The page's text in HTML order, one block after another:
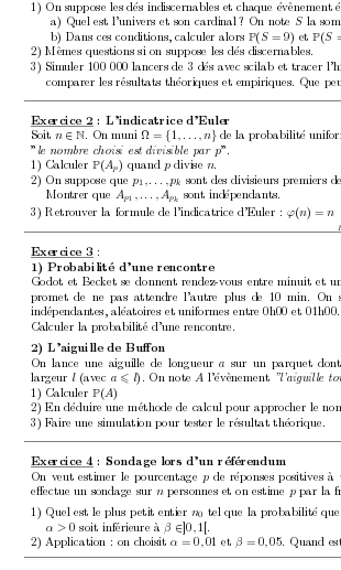
1) On suppose les d´
es indiscernables et chaque ´ev`enement ´
a) Quel est l’univers et son cardinal? On note S la
b) Dans ces conditions, calculer alors P(S = 9) et P(S
2) Mˆ
emes questions si on suppose les d´
es discernables.
3) Simuler 100 000 lancers de 3 d´es avec scilab et tracer
comparer les r´
esultats th´
eoriques et empiriques. Que p
Exercice 2 : L’indicatrice d’Euler
Soit n ∈N. On muni Ω = {1, . . . , n}de la probabilit´e
” le nombre choisi est divisible par p”.
1) Calculer P(Ap ) quand pdivise n.
2) On suppose que p1 , . . . , pk sont des divisieurs premiers de
Montrer que Ap1 , . . . , Apk sont ind´
ependants.
3) Retrouver la formule de l’indicatrice d’Euler : ϕ(n) = n
Exercice 3 :
1) Probabilit´
e d’une rencontre
Godot et Becket se donnent rendez-vous entre minuit et
promet de ne pas attendre l’autre plus de 10 min. On
ind´
ependantes, al´eatoires et uniformes entre 0h00 et 01h00.
Calculer la probabilit´e d’une rencontre.
2) L’aiguille de Buﬀon
On lance une aiguille de longueur asur un parquet don
largeur l (avec a 6 l). On note Al’´
ev`enement ”l’aiguil le
1) Calculer P(A)
2) En d´
eduire une m´
ethode de calcul pour approcher le
3) Faire une simulation pour tester le r´esultat th´eorique.
Exercice 4 : Sondage lors d’un r´ef´
erendum
On veut estimer le pourcentage pde r´
eponses positives `a
eﬀectue un sondage sur npersonnes et on estime ppar la fr
1) Quel est le plus petit entier n0 tel que la probabilit´e que
α > 0 soit inf´
erieure `
a β ∈ ]0 ,1[.
2) Application : on choisit α= 0,01 et β = 0,05. Quand